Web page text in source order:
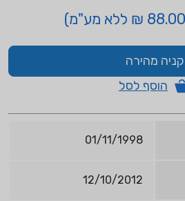
קניה מהירה
הוסף לסל
01/11/1998
12/10/2012